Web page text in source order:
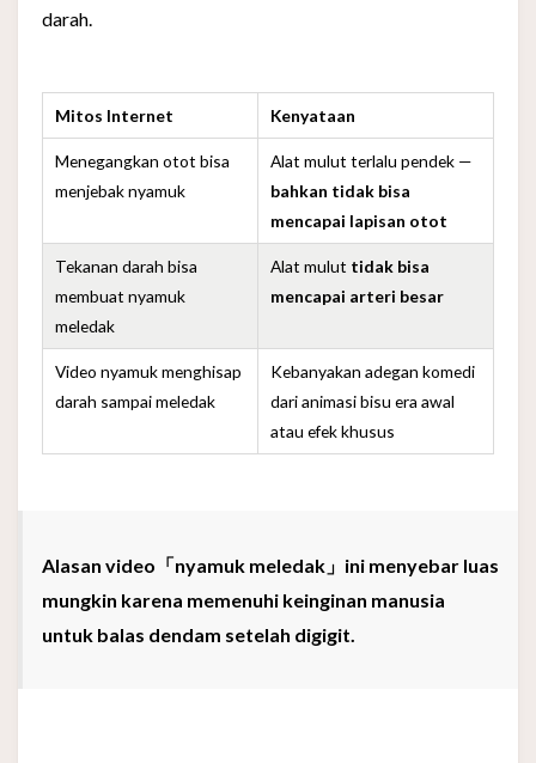
darah.
Mitos Internet Kenyataan
Menegangkan otot bisa
menjebak nyamuk
Alat mulut terlalu pendek —
bahkan tidak bisa
mencapai lapisan otot
Tekanan darah bisa
membuat nyamuk
meledak
Alat mulut tidak bisa
mencapai arteri besar
Video nyamuk menghisap
darah sampai meledak
Kebanyakan adegan komedi
dari animasi bisu era awal
atau efek khusus
Alasan video「nyamuk meledak」ini menyebar luas
mungkin karena memenuhi keinginan manusia
untuk balas dendam setelah digigit.